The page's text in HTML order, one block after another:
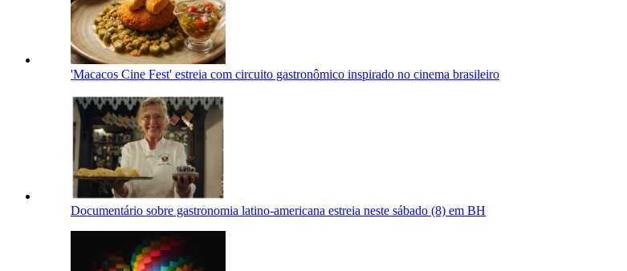
'Macacos Cine Fest' estreia com circuito gastronômico inspirado no cinema brasileiro
Documentário sobre gastronomia latino-americana estreia neste sábado (8) em BH